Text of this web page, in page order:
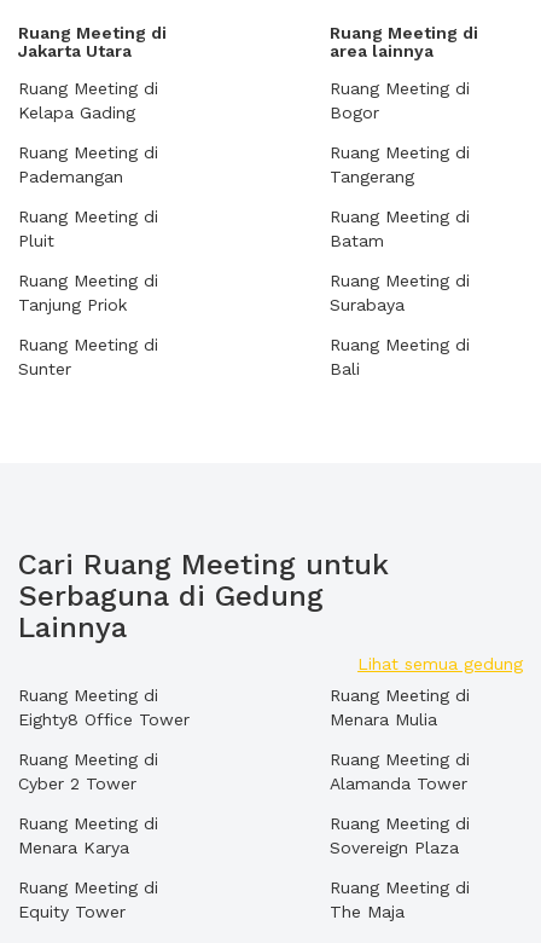
Ruang Meeting di
Jakarta Utara
Ruang Meeting di
Kelapa Gading
Ruang Meeting di
Pademangan
Ruang Meeting di
Pluit
Ruang Meeting di
Tanjung Priok
Ruang Meeting di
Sunter
Ruang Meeting di
area lainnya
Ruang Meeting di
Bogor
Ruang Meeting di
Tangerang
Ruang Meeting di
Batam
Ruang Meeting di
Surabaya
Ruang Meeting di
Bali
Cari Ruang Meeting untuk
Serbaguna di Gedung
Lainnya
Lihat semua gedung
Ruang Meeting di
Eighty8 Office Tower
Ruang Meeting di
Cyber 2 Tower
Ruang Meeting di
Menara Karya
Ruang Meeting di
Equity Tower
Ruang Meeting di
Menara Mulia
Ruang Meeting di
Alamanda Tower
Ruang Meeting di
Sovereign Plaza
Ruang Meeting di
The Maja